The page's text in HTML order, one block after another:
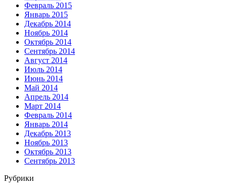
Февраль 2015
Январь 2015
Декабрь 2014
Ноябрь 2014
Октябрь 2014
Сентябрь 2014
Август 2014
Июль 2014
Июнь 2014
Май 2014
Апрель 2014
Март 2014
Февраль 2014
Январь 2014
Декабрь 2013
Ноябрь 2013
Октябрь 2013
Сентябрь 2013
Рубрики